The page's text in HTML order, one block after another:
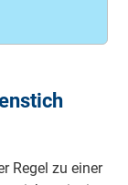
Re­gel zu ei­ner